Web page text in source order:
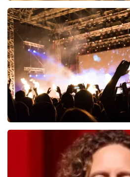
Teddy Swims
519laatste 30 minuten
BESTEL NU
Don Omar
laatste 30 minuten
BESTEL NU